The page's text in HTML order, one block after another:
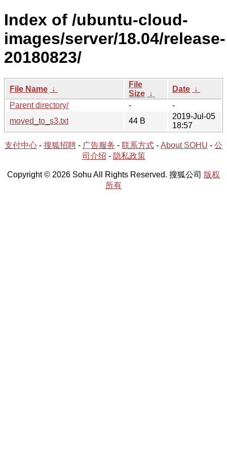
Index of /ubuntu-cloud-
images/server/18.04/release-
20180823/
File Name ↓
File
Size ↓
Date ↓
Parent directory/
-
-
moved_to_s3.txt
44 B
2019-Jul-05
18:57
支付中心 - 搜狐招聘 - 广告服务 - 联系方式 - About SOHU - 公
司介绍 - 隐私政策
Copyright © 2026 Sohu All Rights Reserved. 搜狐公司 版权
所有